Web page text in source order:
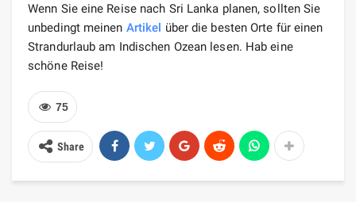
Wenn Sie eine Reise nach Sri Lanka planen, sollten Sie
unbedingt meinen Artikel über die besten Orte für einen
Strandurlaub am Indischen Ozean lesen. Hab eine
schöne Reise!
75
Share